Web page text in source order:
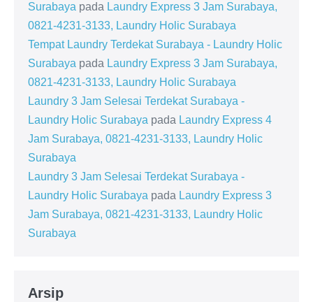
Surabaya pada Laundry Express 3 Jam Surabaya,
0821-4231-3133, Laundry Holic Surabaya
Tempat Laundry Terdekat Surabaya - Laundry Holic
Surabaya pada Laundry Express 3 Jam Surabaya,
0821-4231-3133, Laundry Holic Surabaya
Laundry 3 Jam Selesai Terdekat Surabaya -
Laundry Holic Surabaya pada Laundry Express 4
Jam Surabaya, 0821-4231-3133, Laundry Holic
Surabaya
Laundry 3 Jam Selesai Terdekat Surabaya -
Laundry Holic Surabaya pada Laundry Express 3
Jam Surabaya, 0821-4231-3133, Laundry Holic
Surabaya
Arsip